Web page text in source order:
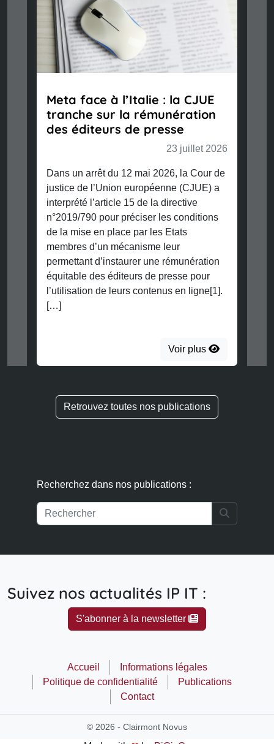
Meta face à l’Italie : la CJUE
tranche sur la rémunération
des éditeurs de presse
23 juillet 2026
Dans un arrêt du 12 mai 2026, la Cour de
justice de l’Union européenne (CJUE) a
interprété l’article 15 de la directive
n°2019/790 pour préciser les conditions
de la mise en place par les Etats
membres d’un mécanisme leur
permettant d’instaurer une rémunération
équitable des éditeurs de presse pour
l’utilisation de leurs contenus en ligne[1].
[…]
Voir plus
Retrouvez toutes nos publications
Recherchez dans nos publications :
Suivez nos actualités IP IT :
S'abonner à la newsletter
Accueil
Informations légales
Politique de confidentialité
Publications
Contact
© 2026 - Clairmont Novus